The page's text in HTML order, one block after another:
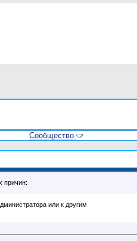
Сообщество
причин:
или к другим